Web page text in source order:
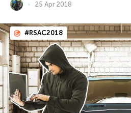
25 Apr 2018
#RSAC2018